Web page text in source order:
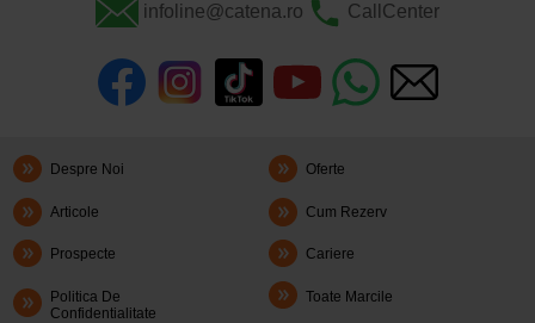
infoline@catena.ro CallCenter
Despre Noi Oferte
Articole Cum Rezerv
Prospecte Cariere
Politica De
Confidentialitate
Toate Marcile